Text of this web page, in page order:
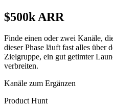
$500k ARR
Finde einen oder zwei Kanäle,
dieser Phase läuft fast alles über
Zielgruppe, ein gut getimter
verbreiten.
Kanäle zum Ergänzen
Product Hunt